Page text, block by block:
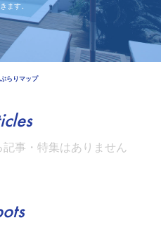
ます。
らりマップ
事・特集はありません